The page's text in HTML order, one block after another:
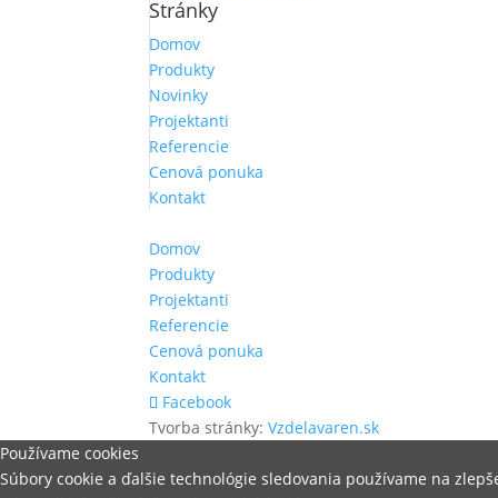
Stránky
Domov
Produkty
Novinky
Projektanti
Referencie
Cenová ponuka
Kontakt
Domov
Produkty
Projektanti
Referencie
Cenová ponuka
Kontakt
Facebook
Tvorba stránky:Vzdelavaren.sk
Používame cookies
Súbory cookie a ďalšie technológie sledovania používame na